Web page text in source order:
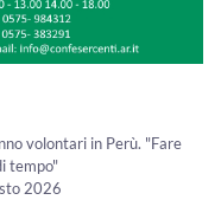
volontari in Perù. "Fare
tempo"
2026